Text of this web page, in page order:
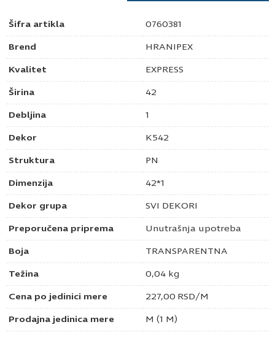
Šifra artikla 0760381
Brend HRANIPEX
Kvalitet EXPRESS
Širina 42
Debljina 1
Dekor K542
Struktura PN
Dimenzija 42*1
Dekor grupa SVI DEKORI
Preporučena priprema Unutrašnja upotreba
Boja TRANSPARENTNA
Težina 0,04 kg
Cena po jedinici mere 227,00 RSD/M
Prodajna jedinica mere M (1 M)